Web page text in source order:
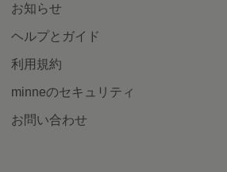
お知らせ
ヘルプとガイド
利用規約
minneのセキュリティ
お問い合わせ